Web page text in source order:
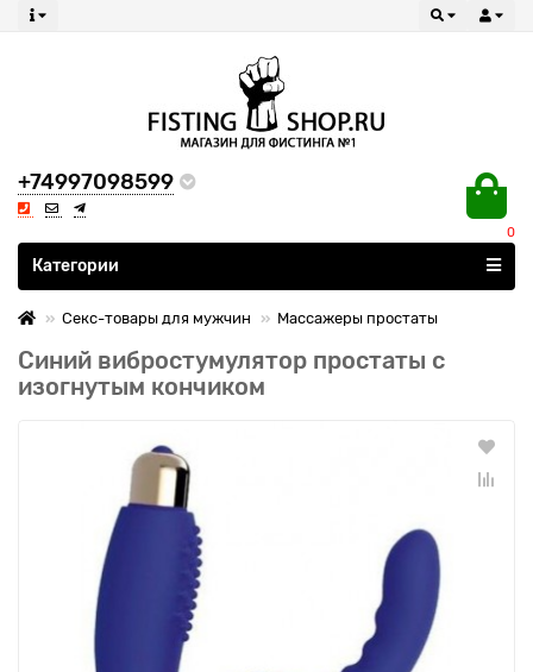
+74997098599
0
Все категории
Категории
Секс-товары для мужчин Массажеры простаты
Синий вибростумулятор простаты с
изогнутым кончиком